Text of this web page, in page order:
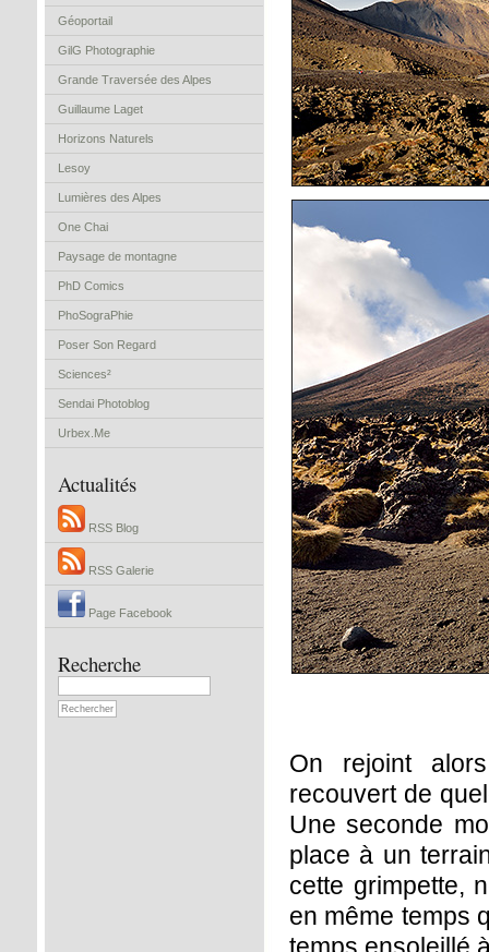
Géoportail
GilG Photographie
Grande Traversée des Alpes
Guillaume Laget
Horizons Naturels
Lesoy
Lumières des Alpes
One Chai
Paysage de montagne
PhD Comics
PhoSograPhie
Poser Son Regard
Sciences²
Sendai Photoblog
Urbex.Me
Actualités
RSS Blog
RSS Galerie
Page Facebook
Recherche
On rejoint
recouvert de
Une seconde
place à un
cette grimpette,
en même temps